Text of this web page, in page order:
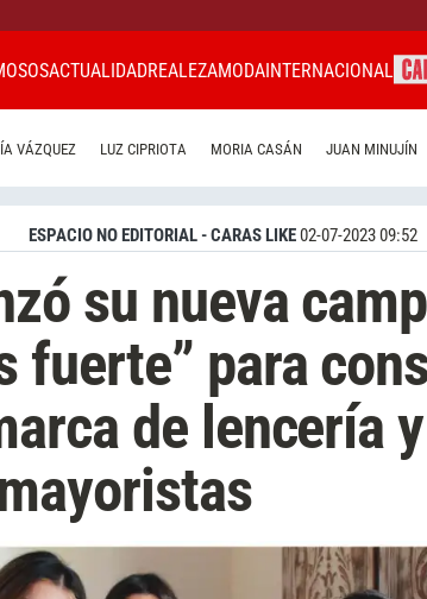
ACTUALIDADREALEZAMODAINTERNACIONAL
VÁZQUEZ LUZ CIPRIOTA MORIA CASÁN JUAN MINUJÍN
ESPACIO NO EDITORIAL - CARAS LIKE02-07-2023 09:52
su nueva
fuerte” para
de lencería